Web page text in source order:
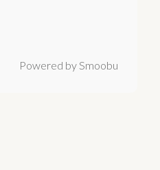
Powered by Smoobu